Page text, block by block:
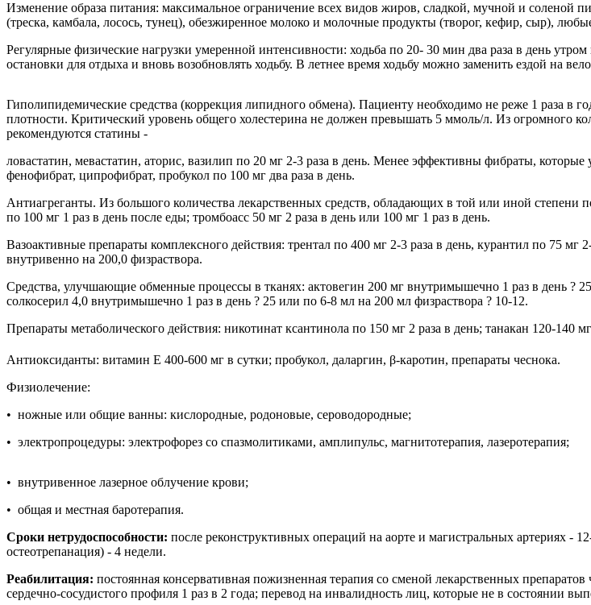
Изменение образа питания: максимальное ограничение всех видов жиров, сладкой, мучной и соленой
(треска, камбала, лосось, тунец), обезжиренное молоко и молочные продукты (творог, кефир, сыр),
Регулярные физические нагрузки умеренной интенсивности: ходьба по 20- 30 мин два раза в день
остановки для отдыха и вновь возобновлять ходьбу. В летнее время ходьбу можно заменить ездой на
Гиполипидемические средства (коррекция липидного обмена). Пациенту необходимо не реже 1 раза в
плотности. Критический уровень общего холестерина не должен превышать 5 ммоль/л. Из огромного
рекомендуются статины -
ловастатин, мевастатин, аторис, вазилип по 20 мг 2-3 раза в день. Менее эффективны фибраты,
фенофибрат, ципрофибрат, пробукол по 100 мг два раза в день.
Антиагреганты. Из большого количества лекарственных средств, обладающих в той или иной
по 100 мг 1 раз в день после еды; тромбоасс 50 мг 2 раза в день или 100 мг 1 раз в день.
Вазоактивные препараты комплексного действия: трентал по 400 мг 2-3 раза в день, курантил по 75
внутривенно на 200,0 физраствора.
Средства, улучшающие обменные процессы в тканях: актовегин 200 мг внутримышечно 1 раз в день ?
солкосерил 4,0 внутримышечно 1 раз в день ? 25 или по 6-8 мл на 200 мл физраствора ? 10-12.
Препараты метаболического действия: никотинат ксантинола по 150 мг 2 раза в день; танакан 120-140
Антиоксиданты: витамин Е 400-600 мг в сутки; пробукол, даларгин, β-каротин, препараты чеснока.
Физиолечение:
• ножные или общие ванны: кислородные, родоновые, сероводородные;
• электропроцедуры: электрофорез со спазмолитиками, амплипульс, магнитотерапия, лазеротерапия;
• внутривенное лазерное облучение крови;
• общая и местная баротерапия.
Сроки нетрудоспособности: после реконструктивных операций на аорте и магистральных артериях -
остеотрепанация) - 4 недели.
Реабилитация: постоянная консервативная пожизненная терапия со сменой лекарственных
сердечно-сосудистого профиля 1 раз в 2 года; перевод на инвалидность лиц, которые не в состоянии